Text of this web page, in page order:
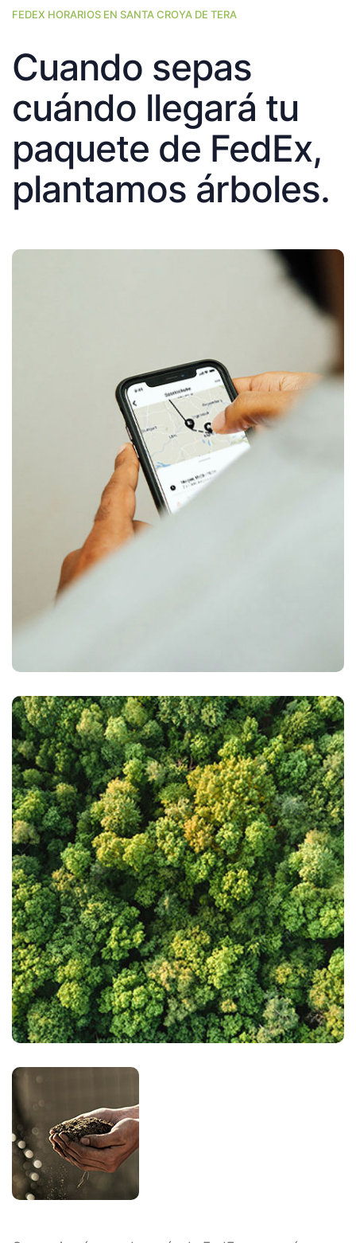
FEDEX HORARIOS EN SANTA CROYA DE TERA
Cuando sepas
cuándo llegará tu
paquete de FedEx,
plantamos árboles.